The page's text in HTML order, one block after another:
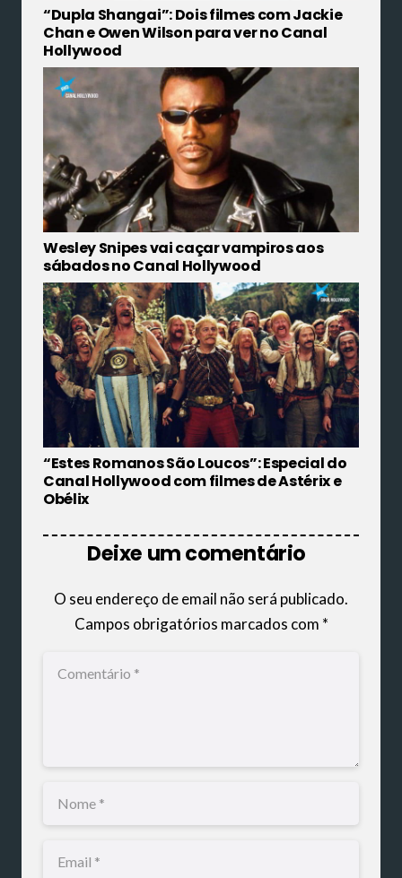
“Dupla Shangai”: Dois filmes com Jackie
Chan e Owen Wilson para ver no Canal
Hollywood
Wesley Snipes vai caçar vampiros aos
sábados no Canal Hollywood
“Estes Romanos São Loucos”: Especial do
Canal Hollywood com filmes de Astérix e
Obélix
Deixe um comentário
O seu endereço de email não será publicado.
Campos obrigatórios marcados com *